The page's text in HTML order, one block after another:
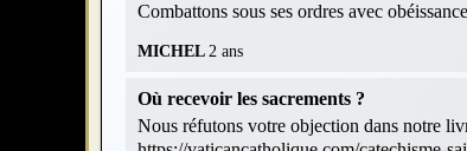
Combattons sous ses ordres avec
MICHEL 2 ans
Où recevoir les sacrements ?
Nous réfutons votre objection dans notre